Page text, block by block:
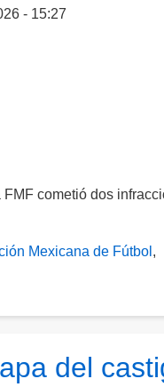
- 15:27
cometió dos
Mexicana de Fútbol
del